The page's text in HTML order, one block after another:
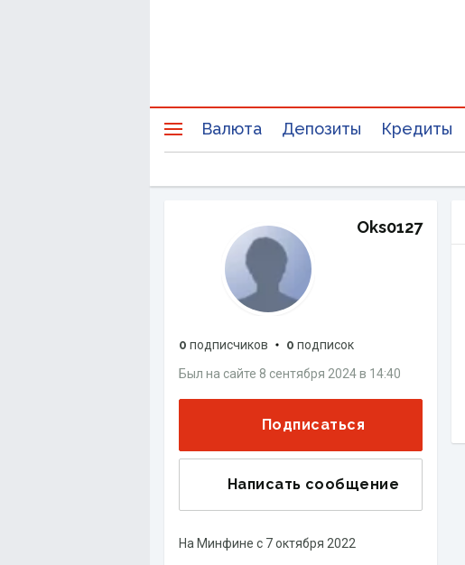
Валюта Депозиты Кредиты
Oks0127
0 подписчиков 0 подписок
Был на сайте 8 сентября 2024в 14:40
Подписаться
Написать сообщение
На Минфине с 7 октября 2022